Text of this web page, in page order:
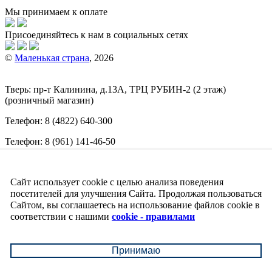
Мы принимаем к оплате
Присоединяйтесь к нам в социальных сетях
© Маленькая страна, 2026
Тверь: пр-т Калинина, д.13А, ТРЦ РУБИН-2 (2 этаж)
(розничный магазин)
Телефон: 8 (4822) 640-300
Телефон: 8 (961) 141-46-50
Обращаем ваше внимание на то, что вся информация
(включая цены) на этом интернет-сайте носит исключительно
информационный характер и ни при каких условиях не
является публичной офертой, определяемой положениями
Сайт использует cookie с целью анализа поведения
посетителей для улучшения Сайта. Продолжая пользоваться
Сайтом, вы соглашаетесь на использование файлов cookie в
соответствии с нашими cookie - правилами
Принимаю